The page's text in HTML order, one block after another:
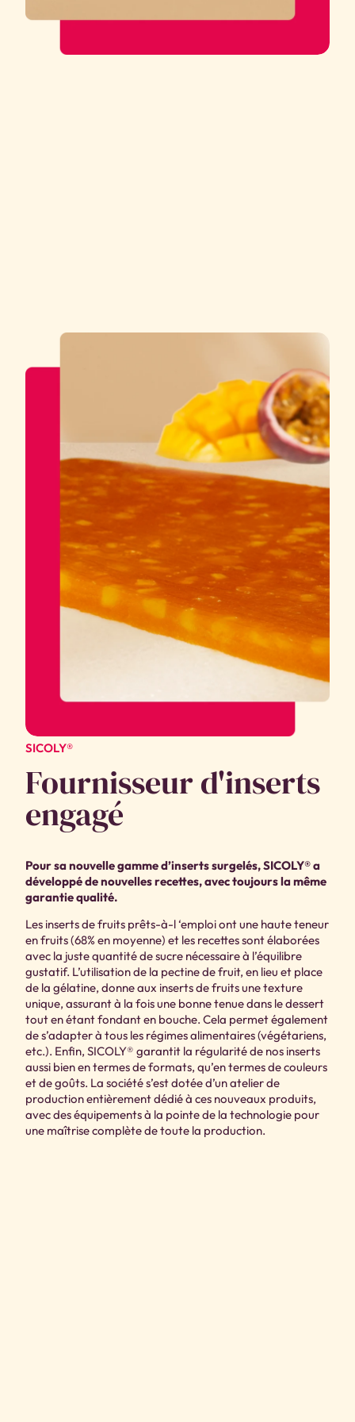
SICOLY®
Fournisseur d'inserts
engagé
Pour sa nouvelle gamme d’inserts surgelés, SICOLY® a
développé de nouvelles recettes, avec toujours la même
garantie qualité.
Les inserts de fruits prêts-à-l ‘emploi ont une haute teneur
en fruits (68% en moyenne) et les recettes sont élaborées
avec la juste quantité de sucre nécessaire à l’équilibre
gustatif. L’utilisation de la pectine de fruit, en lieu et place
de la gélatine, donne aux inserts de fruits une texture
unique, assurant à la fois une bonne tenue dans le dessert
tout en étant fondant en bouche. Cela permet également
de s’adapter à tous les régimes alimentaires (végétariens,
etc.). Enfin, SICOLY® garantit la régularité de nos inserts
aussi bien en termes de formats, qu’en termes de couleurs
et de goûts. La société s’est dotée d’un atelier de
production entièrement dédié à ces nouveaux produits,
avec des équipements à la pointe de la technologie pour
une maîtrise complète de toute la production.